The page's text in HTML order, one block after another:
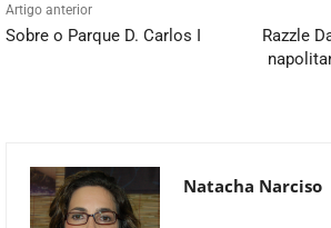
Artigo anterior
Sobre o Parque D. Carlos I
Razzle
Natacha Narciso